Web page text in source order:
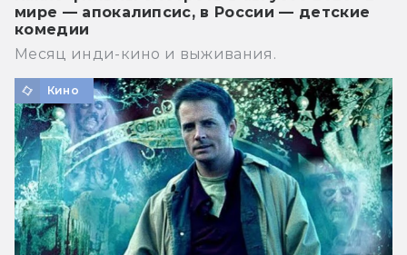
мире — апокалипсис, в России — детские
комедии
Месяц инди-кино и выживания.
Кино